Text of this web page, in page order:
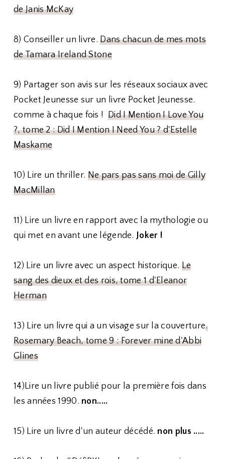
de Janis McKay
8) Conseiller un livre.Dans chacun de mes mots
de Tamara Ireland Stone
9) Partager son avis sur les réseaux sociaux avec
Pocket Jeunesse sur un livre Pocket Jeunesse.
comme à chaque fois ! Did I Mention I Love You
?, tome 2 : Did I Mention I Need You ? d'Estelle
Maskame
10) Lire un thriller. Ne pars pas sans moi de Gilly
MacMillan
11) Lire un livre en rapport avec la mythologie ou
qui met en avant une légende. Joker !
12) Lire un livre avec un aspect historique. Le
sang des dieux et des rois, tome 1 d'Eleanor
Herman
13) Lire un livre qui a un visage sur la couverture.
Rosemary Beach, tome 9 : Forever mine d'Abbi
Glines
14)Lire un livre publié pour la première fois dans
les années 1990. non.....
15) Lire un livre d'un auteur décédé. non plus .....